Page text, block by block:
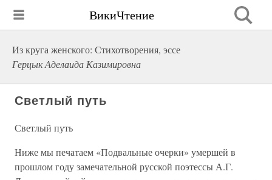
ВикиЧтение
Из круга женского: Стихотворения, эссе
Герцык Аделаида Казимировна
Светлый путь
Светлый путь
Ниже мы печатаем «Подвальные очерки» умершей в
прошлом году замечательной русской поэтессы А.Г.